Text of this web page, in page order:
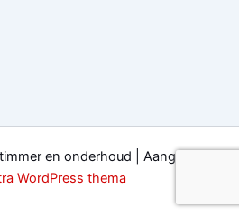
en onderhoud | Aangedreven
WordPress thema